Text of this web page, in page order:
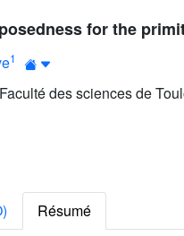
for the
1
des sciences de
Résumé